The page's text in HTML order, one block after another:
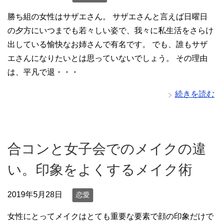
勝ち組の女性はサザエさん。 サザエさんと言えば日曜日
の夕方にいつまでも若々しい姿で、我々に私生活をさらけ
出している愉快なお姉さんで有名です。 でも、誰もサザ
エさんになりたいとは思っていないでしょう。 その理由
は、平凡で退・・・
続きを読む
合コンと女子会でのメイクの違
い。印象をよくするメイク術
2019年5月28日 恋愛
女性にとってメイクはとても重要な要素で顔の印象だけで